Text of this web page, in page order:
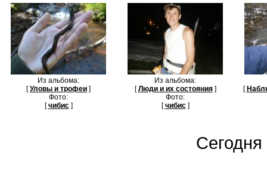
Из альбома:
[Уловы и трофеи ]
Фото:
[чибис]
Из альбома:
[Люди и их состояния]
Фото:
[чибис]
[